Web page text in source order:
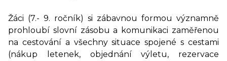
Žáci (7.- 9. ročník) si zábavnou formou významně
prohloubí slovní zásobu a komunikaci zaměřenou
na cestování a všechny situace spojené s cestami
(nákup letenek, objednání výletu, rezervace